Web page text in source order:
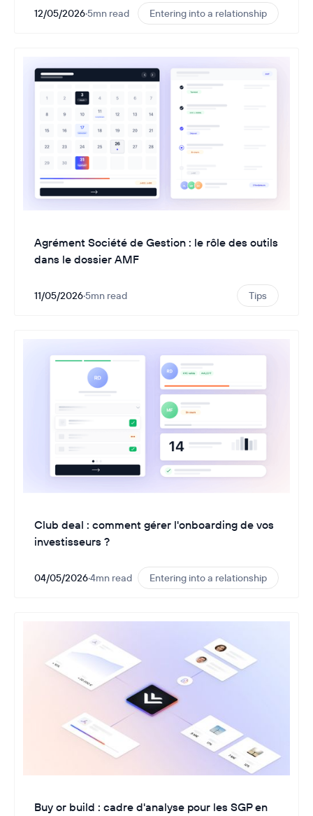
12/05/2026·5mn read Entering into a relationship
Agrément Société de Gestion : le rôle des outils
dans le dossier AMF
11/05/2026·5mn read Tips
Club deal : comment gérer l'onboarding de vos
investisseurs ?
04/05/2026·4mn read Entering into a relationship
Buy or build : cadre d'analyse pour les SGP en